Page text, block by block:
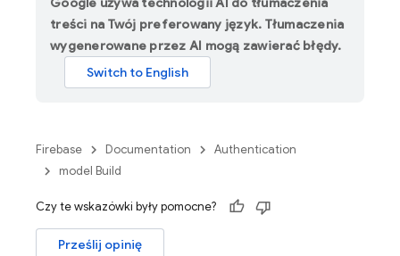
treści na Twój preferowany język. Tłumaczenia
wygenerowane przez AI mogą zawierać błędy.
Firebase Documentation
Authentication
model Build
Czy te wskazówki były pomocne?
Prześlij opinię